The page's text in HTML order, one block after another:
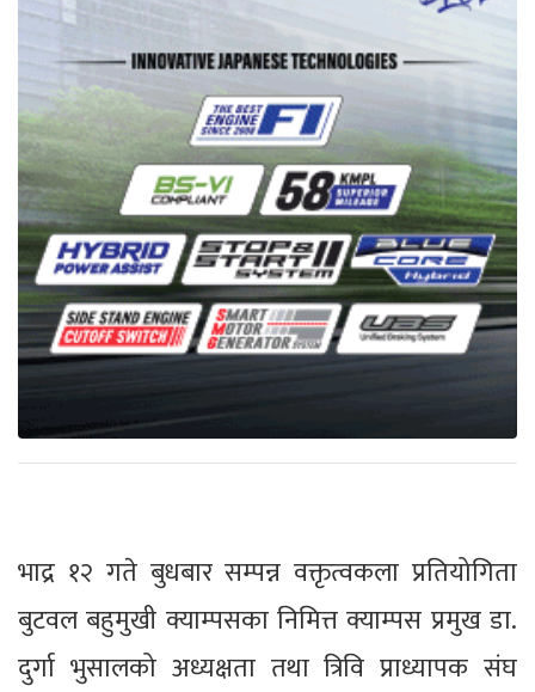
भाद्र १२ गते बुधबार सम्पन्न वक्तृत्वकला प्रतियोगिता
बुटवल बहुमुखी क्याम्पसका निमित्त क्याम्पस प्रमुख डा.
दुर्गा भुसालको अध्यक्षता तथा त्रिवि प्राध्यापक संघ